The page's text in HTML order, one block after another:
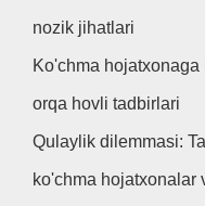
nozik jihatlari
Ko'chma
orqa hovli tadbirlari
Qulaylik dilemmasi:
ko'chma hojatxonalar